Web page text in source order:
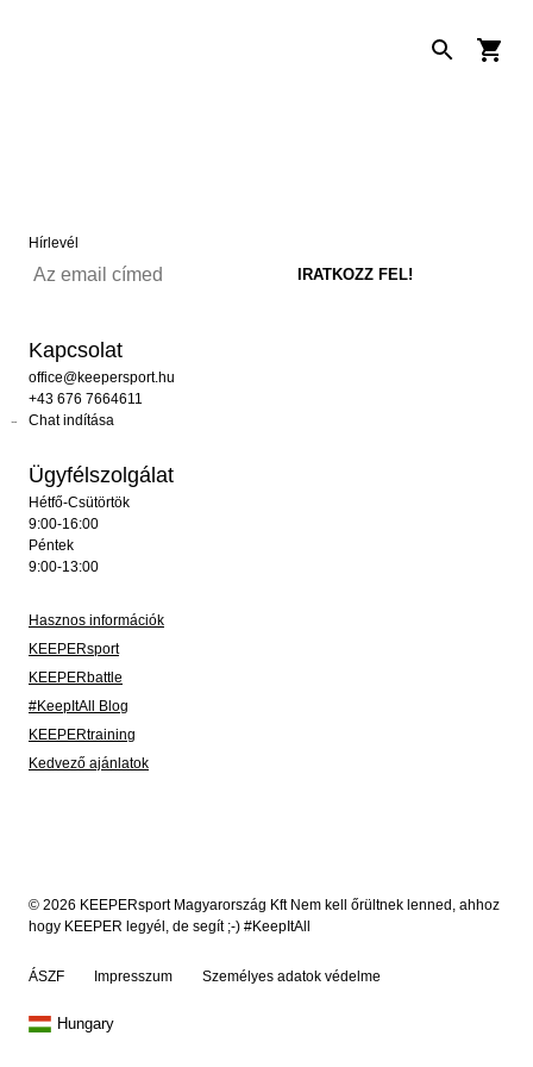
Hírlevél
Kapcsolat
office@keepersport.hu
+43 676 7664611
Chat indítása
Ügyfélszolgálat
Hétfő-Csütörtök
9:00-16:00
Péntek
9:00-13:00
Hasznos információk
KEEPERsport
KEEPERbattle
#KeepItAll Blog
KEEPERtraining
Kedvező ajánlatok
© 2026 KEEPERsport Magyarország Kft Nem kell őrültnek lenned, ahhoz
hogy KEEPER legyél, de segít ;-) #KeepItAll
ÁSZF Impresszum Személyes adatok védelme
Hungary